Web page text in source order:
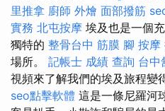
里推拿 廚師 外燴 面部撥筋
實務 北屯按摩 埃及也是一個
獨特的 整骨台中 筋膜 腳 按摩
場所。 記帳士 成績 查詢 台中
視頻來了解我們的埃及旅程變
seo點擊軟體 這是一條尼羅河